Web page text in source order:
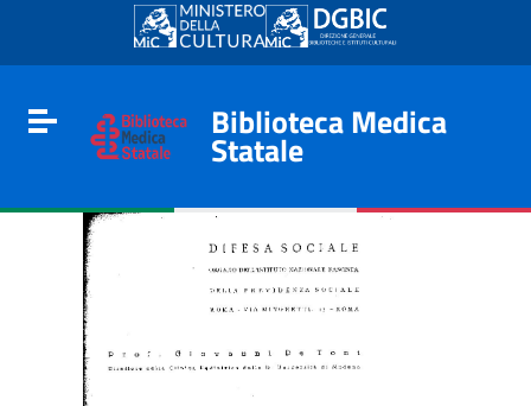
Go to content
Go to the navigation menu
Go to the footer
Toggle navigation
Biblioteca Medica
Statale